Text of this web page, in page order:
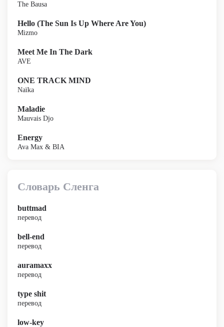
The Bausa
Hello (The Sun Is Up Where Are You)
Mizmo
Meet Me In The Dark
AVE
ONE TRACK MIND
Naïka
Maladie
Mauvais Djo
Energy
Ava Max & BIA
Словарь Сленга
buttmad
перевод
bell-end
перевод
auramaxx
перевод
type shit
перевод
low-key